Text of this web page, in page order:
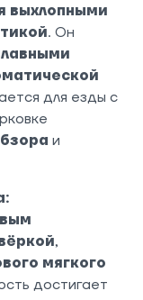
выхлопными
. Он
для езды с
и
,
мягкого
достигает